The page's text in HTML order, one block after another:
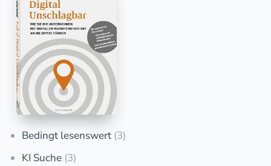
Bedingt lesenswert (3)
KI Suche (3)